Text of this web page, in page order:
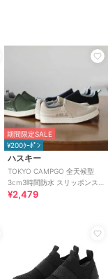
期間限定SALE
¥200ｸｰﾎﾟﾝ
ハスキー
TOKYO CAMPGO 全天候型
3cm3時間防水 スリッポンス
ニーカー
¥2,479